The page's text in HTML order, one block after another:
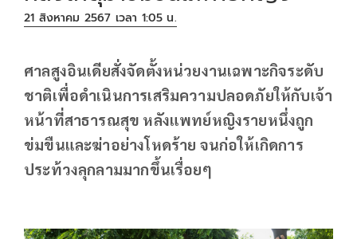
21 สิงหาคม 2567 เวลา 1:05 น.
ศาลสูงอินเดียสั่งจัดตั้งหน่วยงานเฉพาะกิจระดับ
ชาติเพื่อดำเนินการเสริมความปลอดภัยให้กับเจ้า
หน้าที่สาธารณสุข หลังแพทย์หญิงรายหนึ่งถูก
ข่มขืนและฆ่าอย่างโหดร้าย จนก่อให้เกิดการ
ประท้วงลุกลามมากขึ้นเรื่อยๆ